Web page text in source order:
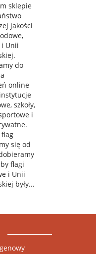
sklepie
jakości
Unii
do
online
szkoły,
i
flag
się od
flagi
i Unii
były...